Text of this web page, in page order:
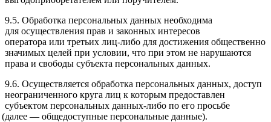
9.5. Обработка персональных данных необходима
для осуществления прав и законных интересов
оператора или третьих лиц-либо для достижения общественно
значимых целей при условии, что при этом не нарушаются
права и свободы субъекта персональных данных.
9.6. Осуществляется обработка персональных данных, доступ
неограниченного круга лиц к которым предоставлен
субъектом персональных данных-либо по его просьбе
(далее — общедоступные персональные данные).